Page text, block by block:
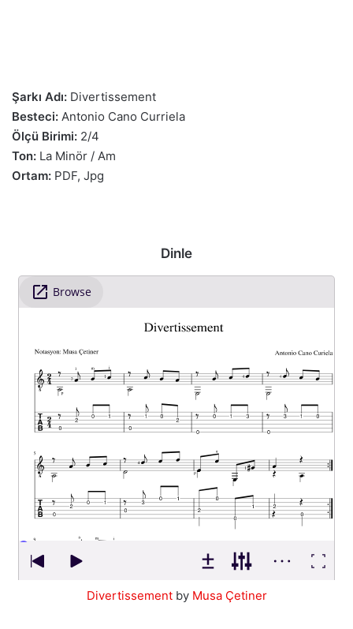
Şarkı Adı: Divertissement
Besteci: Antonio Cano Curriela
Ölçü Birimi: 2/4
Ton: La Minör / Am
Ortam: PDF, Jpg
Dinle
Divertissementby Musa Çetiner